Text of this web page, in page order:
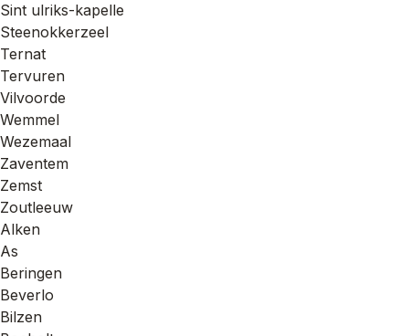
Sint ulriks-kapelle
Steenokkerzeel
Ternat
Tervuren
Vilvoorde
Wemmel
Wezemaal
Zaventem
Zemst
Zoutleeuw
Alken
As
Beringen
Beverlo
Bilzen